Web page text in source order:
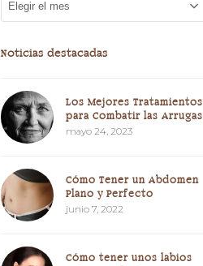
Noticias destacadas
Los Mejores Tratamientos
para Combatir las Arrugas
mayo 24, 2023
Cómo Tener un Abdomen
Plano y Perfecto
junio 7, 2022
Cómo tener unos labios